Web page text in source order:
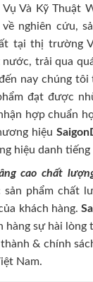
Và Kỹ Thuật
nghiên cứu,
tại thị trường
trải qua
nay chúng
đạt được
hợp chuẩn
hiệu
hiệu danh tiếng
cao chất
sản phẩm chất
khách hàng.
hàng sự hài lòng
& chính
Nam.